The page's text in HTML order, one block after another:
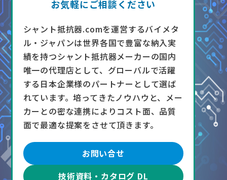
お気軽にご相談ください
シャント抵抗器.comを運営するバイメタ
ル・ジャパンは世界各国で豊富な納入実
績を持つシャント抵抗器メーカーの国内
唯一の代理店として、グローバルで活躍
する日本企業様のパートナーとして選ば
れています。培ってきたノウハウと、メー
カーとの密な連携によりコスト面、品質
面で最適な提案をさせて頂きます。
お問い合せ
技術資料・カタログ DL